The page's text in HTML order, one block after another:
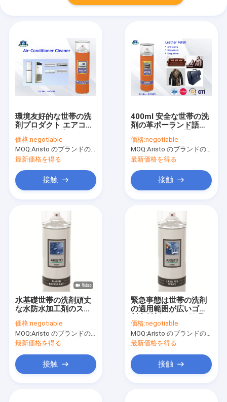
環境友好的な世帯の洗
剤プロダクト エアコン
に吹きかかります
価格:negotiable
MOQ:Aristo のブランドのための 6000pcs、顧客のブランドのための 15000pcs
最新価格を得る
接触
400ml 安全な世帯の洗
剤の革ポーランド語は
抵抗を風化させます
価格:negotiable
MOQ:Aristo のブランドのための 6000pcs、顧客のブランドのための 15000pcs
最新価格を得る
接触
水基礎世帯の洗剤頑丈
な水防水加工剤のスプ
価格:negotiable
MOQ:Aristo のブランドのための 6000pcs、顧客のブランドのための 15000pcs
最新価格を得る
接触
緊急事態は世帯の洗剤
の適用範囲が広いゴム
ます
価格:negotiable
MOQ:Aristo のブランドのための 6000pcs、顧客のブランドのための 15000pcs
最新価格を得る
接触